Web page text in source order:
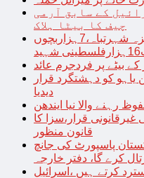
کے سابق آرمی
چیف کا بیٹا ہلاک
حماس اسرائیل جنگ،2ماہ مکمل: غزہ شہرتباہ،7ہزاربچوں
بیٹے پر فردجرم عائد
یاہو کو دہشتگرد قرار
دیدیا
رہنے والا نیا ایندھن
قرار،سزا کا
قانون منظور
پاسپورٹ کی جانچ
کرے گا، دفتر خارجہ
کرتے ہیں ،اسرائیل